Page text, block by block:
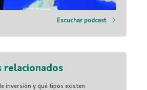
Escuchar podcast
relacionados
inversión y qué tipos existen